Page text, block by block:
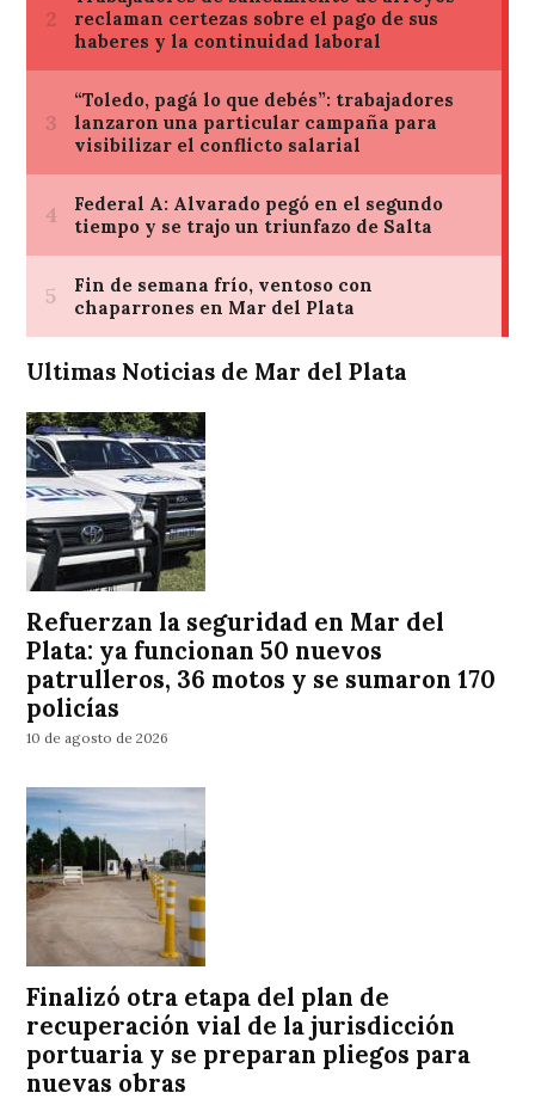
Ultimas Noticias de Mar del Plata
Refuerzan la seguridad en Mar del
Plata: ya funcionan 50 nuevos
patrulleros, 36 motos y se sumaron 170
policías
10 de agosto de 2026
Finalizó otra etapa del plan de
recuperación vial de la jurisdicción
portuaria y se preparan pliegos para
nuevas obras